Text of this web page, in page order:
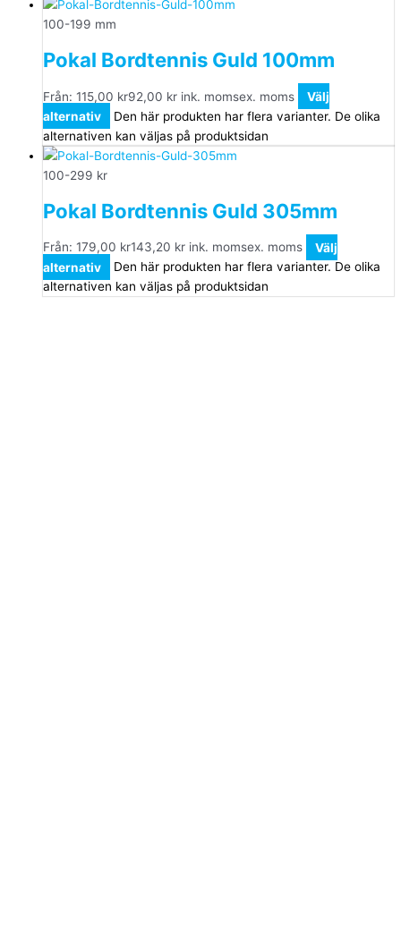
100-199 mm
Pokal Bordtennis Guld 100mm
Från: 115,00 kr92,00 kr ink. momsex. moms
Välj
alternativ
Den här produkten har flera varianter. De olika
alternativen kan väljas på produktsidan
100-299 kr
Pokal Bordtennis Guld 305mm
Från: 179,00 kr143,20 kr ink. momsex. moms
Välj
alternativ
Den här produkten har flera varianter. De olika
alternativen kan väljas på produktsidan